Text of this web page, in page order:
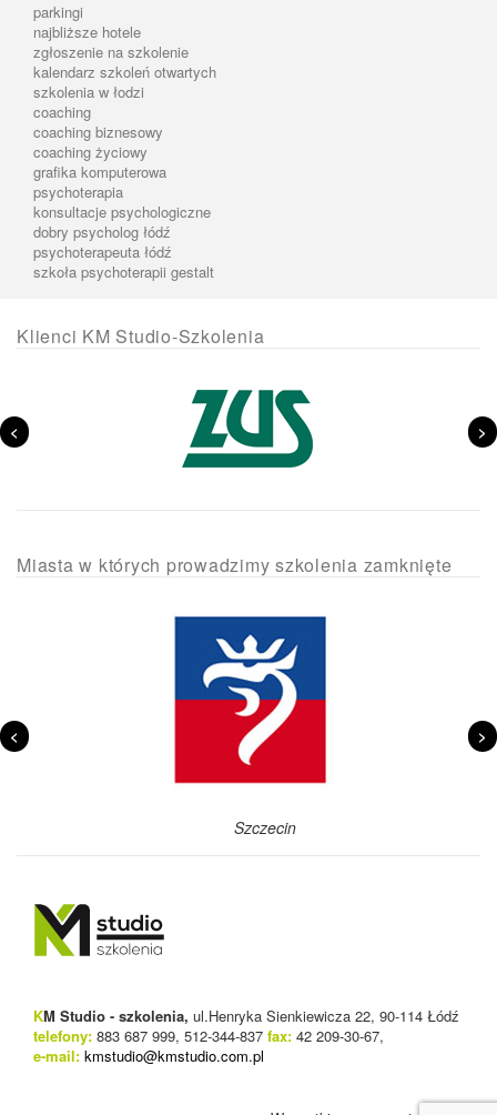
parkingi
najbliższe hotele
zgłoszenie na szkolenie
kalendarz szkoleń otwartych
szkolenia w łodzi
coaching
coaching biznesowy
coaching życiowy
grafika komputerowa
psychoterapia
konsultacje psychologiczne
dobry psycholog łódź
psychoterapeuta łódź
szkoła psychoterapii gestalt
Klienci KM Studio-Szkolenia
< >
Miasta w których prowadzimy szkolenia zamknięte
Szczecin
< >
KM Studio - szkolenia, ul.Henryka Sienkiewicza 22, 90-114 Łódź
telefony: 883 687 999, 512-344-837 fax: 42 209-30-67,
e-mail: kmstudio@kmstudio.com.pl